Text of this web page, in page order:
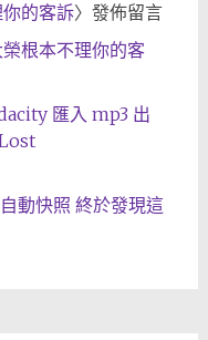
的客訴〉發佈留言
根本不理你的客
匯入 mp3 出
動快照 終於發現這